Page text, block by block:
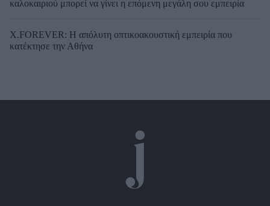
καλοκαιριού μπορεί να γίνει η επόμενη μεγάλη σου εμπειρία
X.FOREVER: Η απόλυτη οπτικοακουστική εμπειρία που
κατέκτησε την Αθήνα